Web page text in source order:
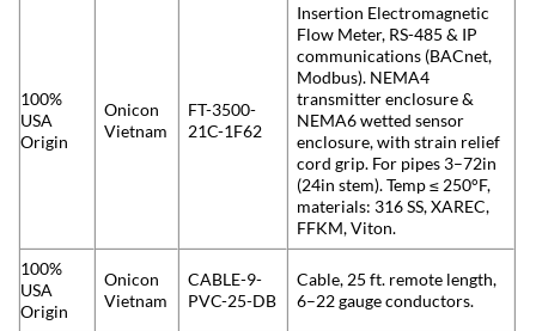
100%
USA
Origin
Onicon
Vietnam
FT-3500-
21C-1F62
Insertion Electromagnetic
Flow Meter, RS-485 & IP
communications (BACnet,
Modbus). NEMA4
transmitter enclosure &
NEMA6 wetted sensor
enclosure, with strain relief
cord grip. For pipes 3–72in
(24in stem). Temp ≤ 250°F,
materials: 316 SS, XAREC,
FFKM, Viton.
100%
USA
Origin
Onicon
Vietnam
CABLE-9-
PVC-25-DB
Cable, 25 ft. remote length,
6–22 gauge conductors.